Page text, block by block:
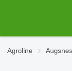
Agroline